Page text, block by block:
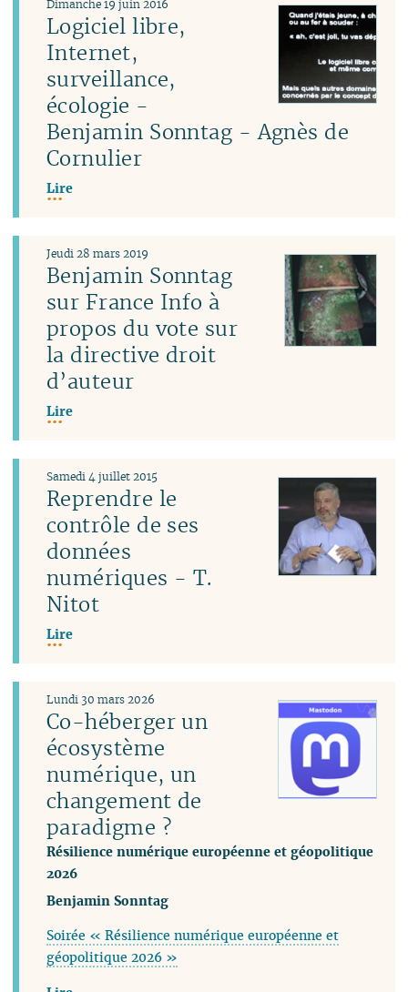
Logiciel libre,
Internet,
surveillance,
écologie -
Benjamin Sonntag - Agnès de
Cornulier
Dimanche 19 juin 2016
Lire
Benjamin Sonntag
sur France Info à
propos du vote sur
la directive droit
d’auteur
Jeudi 28 mars 2019
Lire
Reprendre le
contrôle de ses
données
numériques - T.
Nitot
Samedi 4 juillet 2015
Lire
Co-héberger un
écosystème
numérique, un
changement de
paradigme ?
Résilience numérique européenne et géopolitique
2026
Lundi 30 mars 2026
Benjamin Sonntag
Soirée « Résilience numérique européenne et
géopolitique 2026 »